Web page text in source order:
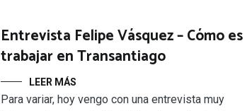
Entrevista Felipe Vásquez – Cómo es
trabajar en Transantiago
LEER MÁS
Para variar, hoy vengo con una entrevista muy